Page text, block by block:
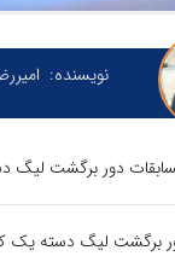
نویسنده:
مسابقات دور برگشت